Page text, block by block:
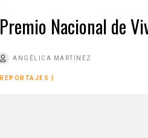
Premio Nacional de
ANGÉLICA MARTÍNEZ
REPORTAJES